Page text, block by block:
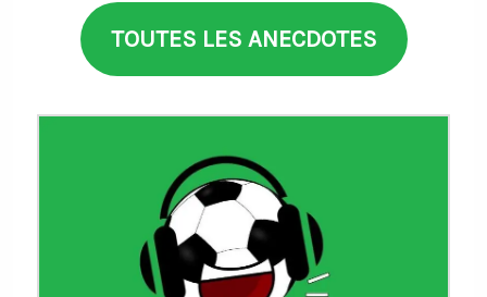
TOUTES LES ANECDOTES